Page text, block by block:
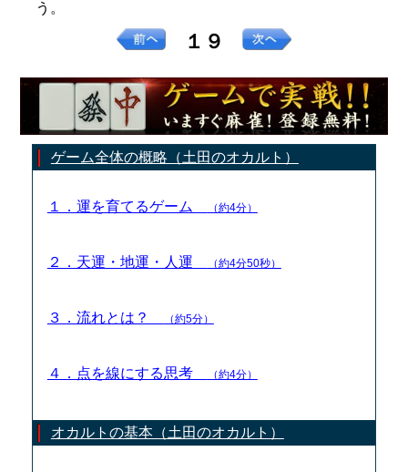
う。
１９
ゲーム全体の概略（土田のオカルト）
１．運を育てるゲーム （約4分）
２．天運・地運・人運 （約4分50秒）
３．流れとは？ （約5分）
４．点を線にする思考 （約4分）
オカルトの基本（土田のオカルト）